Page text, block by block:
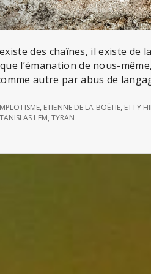
des chaînes, il existe de
l’émanation de nous-
autre par abus de
, ETIENNE DE LA BOÉTIE, ETTY
LEM, TYRAN